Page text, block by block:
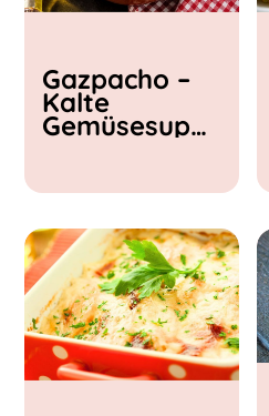
< 15 min
15 - 30 min
30 - 60 min
Gazpacho –
Kalte
Gemüsesupp